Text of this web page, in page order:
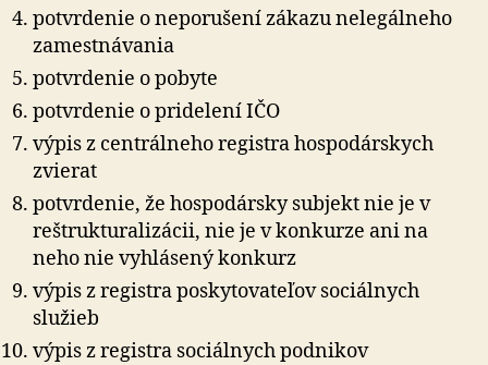
potvrdenie o neporušení zákazu nelegálneho
zamestnávania
potvrdenie o pobyte
potvrdenie o pridelení IČO
výpis z centrálneho registra hospodárskych
zvierat
potvrdenie, že hospodársky subjekt nie je v
reštrukturalizácii, nie je v konkurze ani na
neho nie vyhlásený konkurz
výpis z registra poskytovateľov sociálnych
služieb
výpis z registra sociálnych podnikov